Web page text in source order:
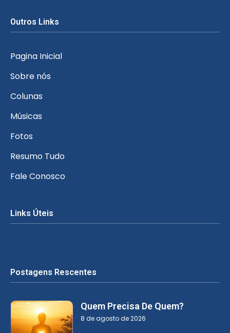
Outros Links
Pagina Inicial
Sobre nós
Colunas
Músicas
Fotos
Resumo Tudo
Fale Conosco
Links Úteis
Postagens Rescentes
Quem Precisa De Quem?
8 de agosto de 2026